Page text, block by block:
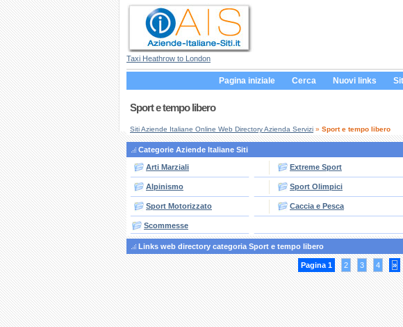
Taxi Heathrow to London
Pagina iniziale Cerca Nuovi links
Sport e tempo libero
Siti Aziende Italiane Online Web Directory Azienda Servizi » Sport e tempo libero
Categorie Aziende Italiane Siti
Arti Marziali Extreme Sport
Alpinismo Sport Olimpici
Sport Motorizzato Caccia e Pesca
Scommesse
Links web directory categoria Sport e tempo libero
Pagina 1 2 3 4 »